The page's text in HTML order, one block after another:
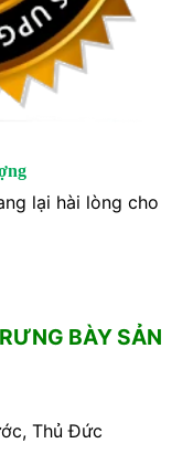
lại hài lòng cho
BÀY SẢN
Thủ Đức